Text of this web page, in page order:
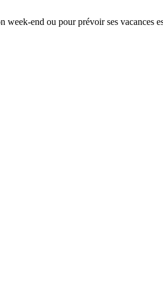
end ou pour prévoir ses vacances